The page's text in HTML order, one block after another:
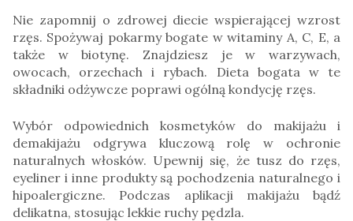
Nie zapomnij o zdrowej diecie wspierającej wzrost
rzęs. Spożywaj pokarmy bogate w witaminy A, C, E, a
także w biotynę. Znajdziesz je w warzywach,
owocach, orzechach i rybach. Dieta bogata w te
składniki odżywcze poprawi ogólną kondycję rzęs.
Wybór odpowiednich kosmetyków do makijażu i
demakijażu odgrywa kluczową rolę w ochronie
naturalnych włosków. Upewnij się, że tusz do rzęs,
eyeliner i inne produkty są pochodzenia naturalnego i
hipoalergiczne. Podczas aplikacji makijażu bądź
delikatna, stosując lekkie ruchy pędzla.